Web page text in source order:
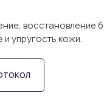
восстановление
и упругость кожи.